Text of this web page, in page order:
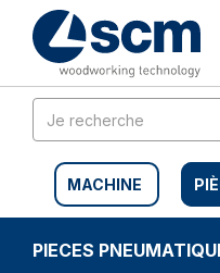
contenu
sauter
navigation
MACHINE
PIECES